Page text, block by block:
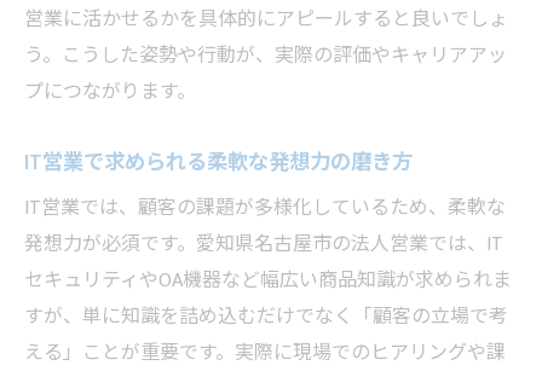
将来性と収入を両立する営業キャリア構築
営業で将来性と収入アップを目指す秘訣
IT営業のキャリアパスと収入の伸ばし方
営業で安定と高待遇を得るキャリア設計術
IT営業職の将来性と収入のバランスを解説
営業に活かせるかを具体的にアピールすると良いでしょ
う。こうした姿勢や行動が、実際の評価やキャリアアッ
プにつながります。
IT営業で求められる柔軟な発想力の磨き方
IT営業では、顧客の課題が多様化しているため、柔軟な
発想力が必須です。愛知県名古屋市の法人営業では、IT
セキュリティやOA機器など幅広い商品知識が求められま
すが、単に知識を詰め込むだけでなく「顧客の立場で考
える」ことが重要です。実際に現場でのヒアリングや課